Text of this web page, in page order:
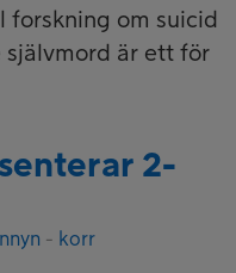
forskning om suicid
självmord är ett för
2-
- korr